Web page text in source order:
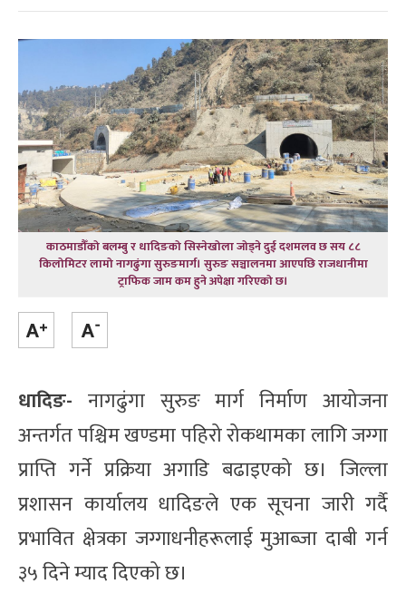
काठमाडौँको बलम्बु र धादिङको सिस्नेखोला जोड्ने दुई दशमलव छ सय ८८
किलोमिटर लामो नागढुंगा सुरुङमार्ग। सुरुङ सञ्चालनमा आएपछि राजधानीमा
ट्राफिक जाम कम हुने अपेक्षा गरिएको छ।
धादिङ- नागढुंगा सुरुङ मार्ग निर्माण आयोजना
अन्तर्गत पश्चिम खण्डमा पहिरो रोकथामका लागि जग्गा
प्राप्ति गर्ने प्रक्रिया अगाडि बढाइएको छ। जिल्ला
प्रशासन कार्यालय धादिङले एक सूचना जारी गर्दै
प्रभावित क्षेत्रका जग्गाधनीहरूलाई मुआब्जा दाबी गर्न
३५ दिने म्याद दिएको छ।